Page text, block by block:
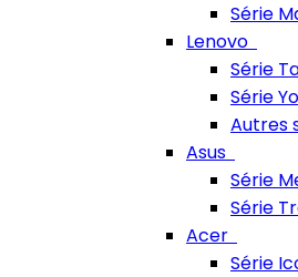
Série
Lenovo
Série
Série
Autres
Asus
Série
Série
Acer
Série